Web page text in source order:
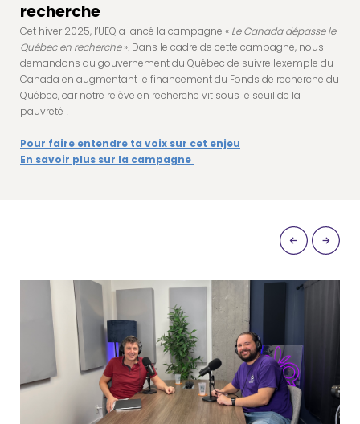
recherche
Cet hiver 2025, l’UEQ a lancé la campagne « Le Canada dépasse le
Québec en recherche». Dans le cadre de cette campagne, nous
demandons au gouvernement du Québec de suivre l'exemple du
Canada en augmentant le financement du Fonds de recherche du
Québec, car notre relève en recherche vit sous le seuil de la
pauvreté !
Pour faire entendre ta voix sur cet enjeu
En savoir plus sur la campagne